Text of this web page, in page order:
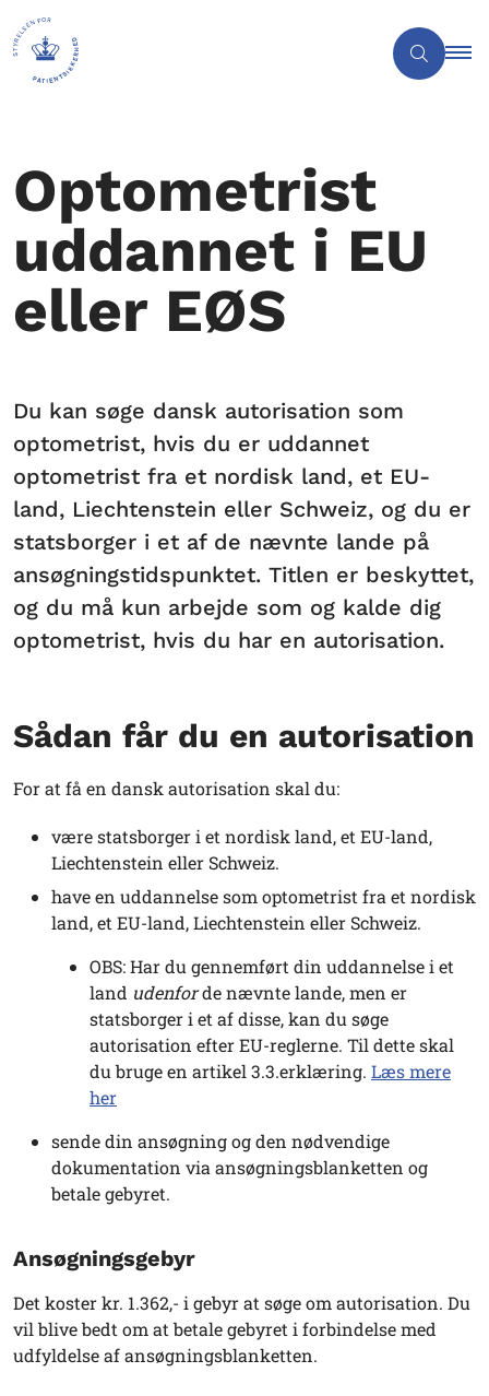
Optometrist
uddannet i EU
eller EØS
Du kan søge dansk autorisation som
optometrist, hvis du er uddannet
optometrist fra et nordisk land, et EU-
land, Liechtenstein eller Schweiz, og du er
statsborger i et af de nævnte lande på
ansøgningstidspunktet. Titlen er beskyttet,
og du må kun arbejde som og kalde dig
optometrist, hvis du har en autorisation.
Sådan får du en autorisation
For at få en dansk autorisation skal du:
være statsborger i et nordisk land, et EU-land,
Liechtenstein eller Schweiz.
have en uddannelse somoptometristfra et nordisk
land, et EU-land, Liechtenstein eller Schweiz.
OBS: Har du gennemført din uddannelse i et
land udenforde nævnte lande, men er
statsborger i et af disse, kan du søge
autorisation efter EU-reglerne. Til dette skal
du bruge en artikel 3.3.erklæring. Læs mere
her
sende din ansøgning og den nødvendige
dokumentation via ansøgningsblanketten og
betale gebyret.
Ansøgningsgebyr
Det koster kr. 1.362,- i gebyr at søge om autorisation. Du
vil blive bedt om at betale gebyret i forbindelse med
udfyldelse af ansøgningsblanketten.